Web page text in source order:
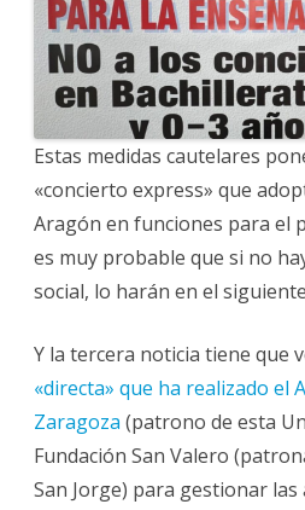
Estas medidas cautelares
«concierto express» que
Aragón en funciones para el
es muy probable que si no
social, lo harán en el
Y la tercera noticia tiene que
«directa» que ha realizado el
Zaragoza (patrono de esta
Fundación San Valero
San Jorge) para gestionar las